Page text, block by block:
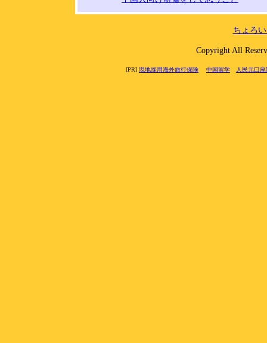
ちょろ
Copyright All
[PR] 現地採用海外旅行保険 中国留学 人民元口